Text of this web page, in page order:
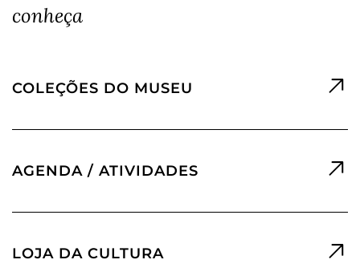
conheça
COLEÇÕES DO MUSEU
AGENDA / ATIVIDADES
LOJA DA CULTURA